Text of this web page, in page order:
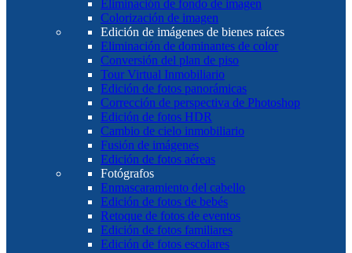
Eliminación de fondo de imagen
Colorización de imagen
Edición de imágenes de bienes raíces
Eliminación de dominantes de color
Conversión del plan de piso
Tour Virtual Inmobiliario
Edición de fotos panorámicas
Corrección de perspectiva de Photoshop
Edición de fotos HDR
Cambio de cielo inmobiliario
Fusión de imágenes
Edición de fotos aéreas
Fotógrafos
Enmascaramiento del cabello
Edición de fotos de bebés
Retoque de fotos de eventos
Edición de fotos familiares
Edición de fotos escolares